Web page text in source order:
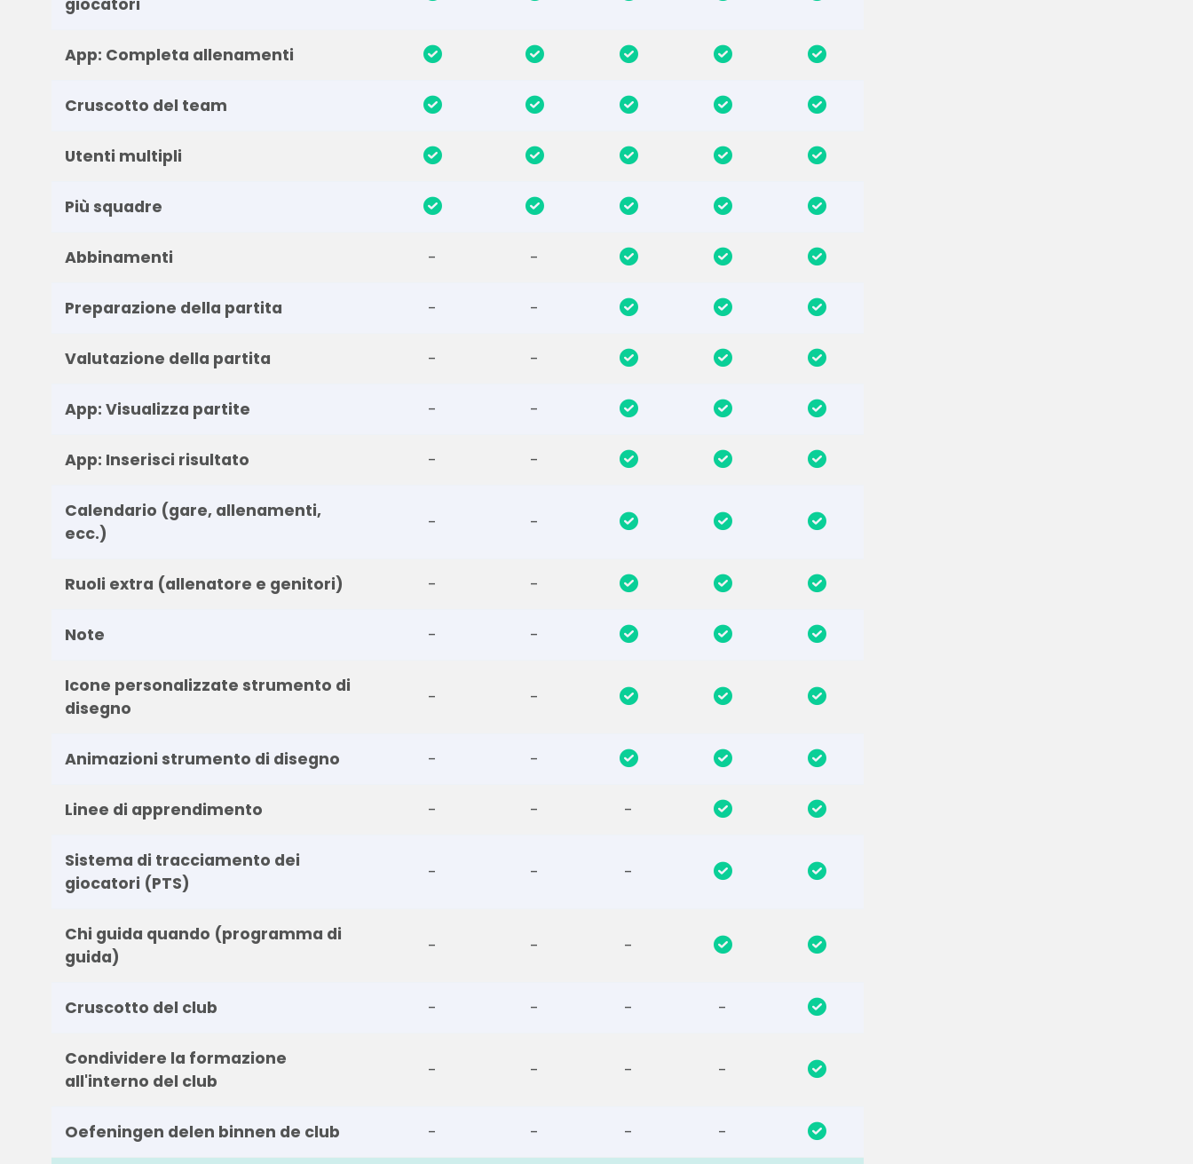
App: Completa allenamenti
Cruscotto del team
Utenti multipli
Più squadre
Abbinamenti - -
Preparazione della partita - -
Valutazione della partita - -
App: Visualizza partite - -
App: Inserisci risultato - -
Calendario (gare, allenamenti,
ecc.)
- -
Ruoli extra (allenatore e genitori) - -
Note - -
Icone personalizzate strumento di
disegno
- -
Animazioni strumento di disegno - -
Linee di apprendimento - - -
Sistema di tracciamento dei
giocatori (PTS)
- - -
Chi guida quando (programma di
guida)
- - -
Cruscotto del club - - - -
Condividere la formazione
all'interno del club
- - - -
Oefeningen delen binnen de club - - - -